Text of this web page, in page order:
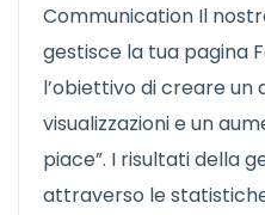
Communication Il
gestisce la tua pagina
l’obiettivo di creare un
visualizzazioni e un
piace”. I risultati della
attraverso le